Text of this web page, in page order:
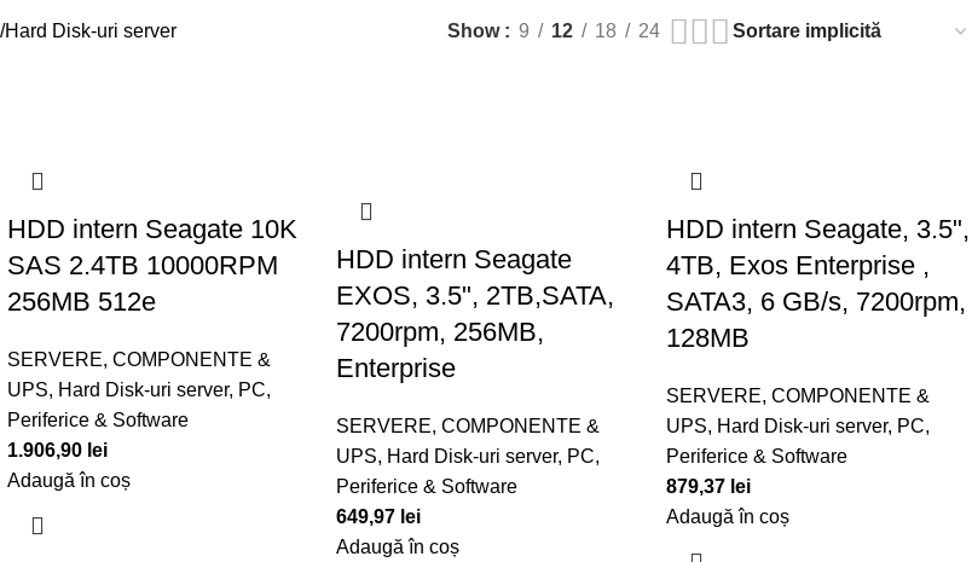
Hard Disk-uri server Show 9 12 18 24
HDD intern Seagate 10K
SAS 2.4TB 10000RPM
256MB 512e
SERVERE, COMPONENTE &
UPS, Hard Disk-uri server, PC,
Periferice & Software
1.906,90 lei
Adaugă în coș
HDD intern Seagate
EXOS, 3.5", 2TB,SATA,
7200rpm, 256MB,
Enterprise
SERVERE, COMPONENTE &
UPS, Hard Disk-uri server, PC,
Periferice & Software
649,97 lei
Adaugă în coș
HDD intern Seagate, 3.5",
4TB, Exos Enterprise ,
SATA3, 6 GB/s, 7200rpm,
128MB
SERVERE, COMPONENTE &
UPS, Hard Disk-uri server, PC,
Periferice & Software
879,37 lei
Adaugă în coș